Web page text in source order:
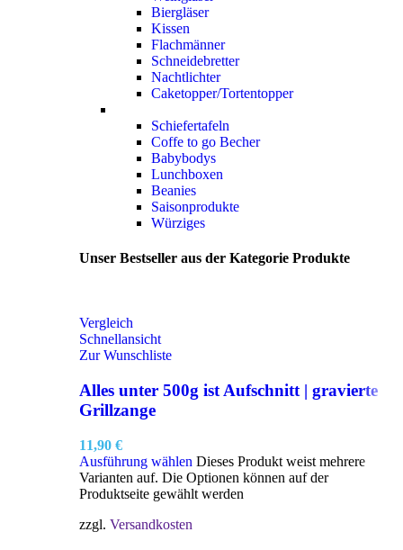
Biergläser
Kissen
Flachmänner
Schneidebretter
Nachtlichter
Caketopper/Tortentopper
Schiefertafeln
Coffe to go Becher
Babybodys
Lunchboxen
Beanies
Saisonprodukte
Würziges
Unser Bestseller aus der Kategorie Produkte
Vergleich
Schnellansicht
Zur Wunschliste
Alles unter 500g ist Aufschnitt | gravierte
Grillzange
11,90 €
Ausführung wählen Dieses Produkt weist mehrere
Varianten auf. Die Optionen können auf der
Produktseite gewählt werden
zzgl. Versandkosten